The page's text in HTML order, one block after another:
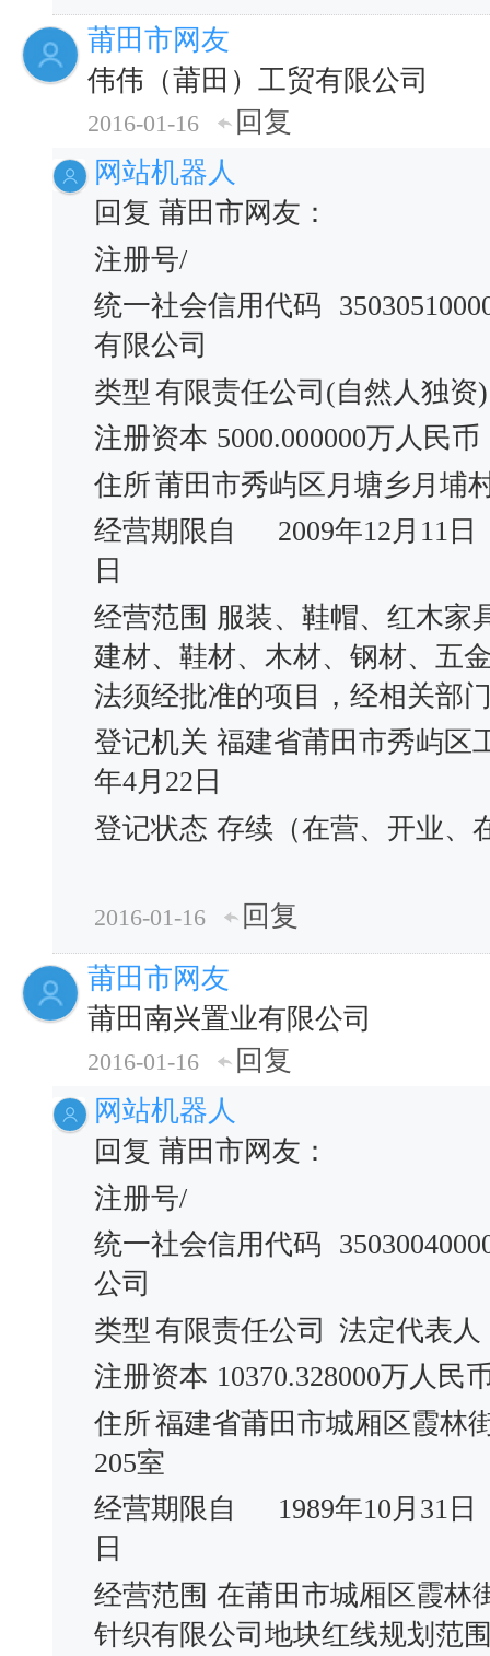
莆田市网友
伟伟（莆田）工贸有限公司
2016-01-16
回复
网站机器人
回复 莆田市网友：
注册号/
统一社会信用代码
有限公司
类型 有限责任公司(自然人独资)
注册资本 5000.000000万人民币
住所莆田市秀屿区月塘乡月埔
经营期限自
2009年12月11日
日
经营范围 服装、鞋帽、红木家
建材、鞋材、木材、钢材、五
法须经批准的项目，经相关部
登记机关 福建省莆田市秀屿区
年4月22日
登记状态 存续（在营、开业、
2016-01-16
回复
莆田市网友
莆田南兴置业有限公司
2016-01-16
回复
网站机器人
回复 莆田市网友：
注册号/
统一社会信用代码
公司
类型 有限责任公司
法定代表人
注册资本 10370.328000万人民
住所福建省莆田市城厢区霞林
205室
经营期限自
1989年10月31日
日
经营范围 在莆田市城厢区霞林
针织有限公司地块红线规划范